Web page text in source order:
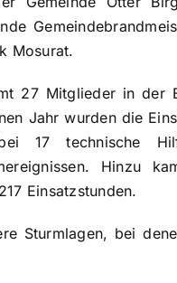
Mosurat.
27 Mitglieder in der
Jahr wurden die
17 technische
Hinzu
Einsatzstunden.
Sturmlagen, bei